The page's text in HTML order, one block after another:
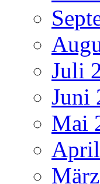
Juli
Juni
Mai